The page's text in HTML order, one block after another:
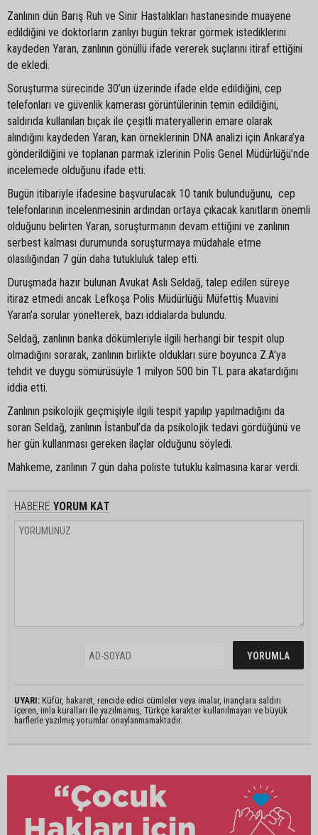
Zanlının dün Barış Ruh ve Sinir Hastalıkları hastanesinde muayene
edildiğini ve doktorların zanlıyı bugün tekrar görmek istediklerini
kaydeden Yaran, zanlının gönüllü ifade vererek suçlarını itiraf ettiğini
de ekledi.
Soruşturma sürecinde 30’un üzerinde ifade elde edildiğini, cep
telefonları ve güvenlik kamerası görüntülerinin temin edildiğini,
saldırıda kullanılan bıçak ile çeşitli materyallerin emare olarak
alındığını kaydeden Yaran, kan örneklerinin DNA analizi için Ankara’ya
gönderildiğini ve toplanan parmak izlerinin Polis Genel Müdürlüğü’nde
incelemede olduğunu ifade etti.
Bugün itibariyle ifadesine başvurulacak 10 tanık bulunduğunu, cep
telefonlarının incelenmesinin ardından ortaya çıkacak kanıtların önemli
olduğunu belirten Yaran, soruşturmanın devam ettiğini ve zanlının
serbest kalması durumunda soruşturmaya müdahale etme
olasılığından 7 gün daha tutukluluk talep etti.
Duruşmada hazır bulunan Avukat Aslı Seldağ, talep edilen süreye
itiraz etmedi ancak Lefkoşa Polis Müdürlüğü Müfettiş Muavini
Yaran’a sorular yönelterek, bazı iddialarda bulundu.
Seldağ, zanlının banka dökümleriyle ilgili herhangi bir tespit olup
olmadığını sorarak, zanlının birlikte oldukları süre boyunca Z.A’ya
tehdit ve duygu sömürüsüyle 1 milyon 500 bin TL para akatardığını
iddia etti.
Zanlının psikolojik geçmişiyle ilgili tespit yapılıp yapılmadığını da
soran Seldağ, zanlının İstanbul’da da psikolojik tedavi gördüğünü ve
her gün kullanması gereken ilaçlar olduğunu söyledi.
Mahkeme, zanlının 7 gün daha poliste tutuklu kalmasına karar verdi.
HABERE YORUM KAT
UYARI: Küfür, hakaret, rencide edici cümleler veya imalar, inançlara saldırı
içeren, imla kuralları ile yazılmamış, Türkçe karakter kullanılmayan ve büyük
harflerle yazılmış yorumlar onaylanmamaktadır.